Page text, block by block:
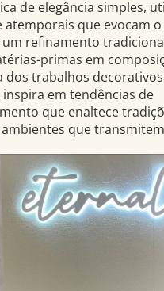
de elegância simples,
atemporais que evocam
refinamento
primas em
dos trabalhos
inspira em tendências de
que enaltece
que